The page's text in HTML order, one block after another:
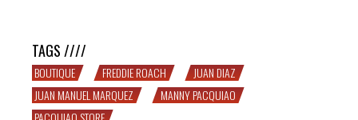
TAGS ////
BOUTIQUE FREDDIE ROACH
JUAN DIAZ
JUAN MANUEL MARQUEZ
MANNY PACQUIAO